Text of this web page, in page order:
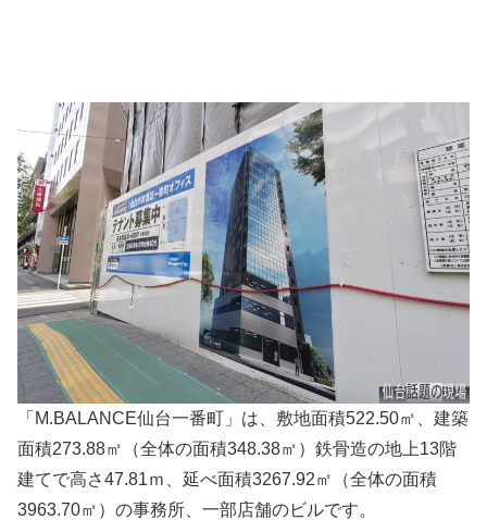
「M.BALANCE仙台一番町」は、敷地面積522.50㎡、建築
面積273.88㎡（全体の面積348.38㎡）鉄骨造の地上13階
建てで高さ47.81ｍ、延べ面積3267.92㎡（全体の面積
3963.70㎡）の事務所、一部店舗のビルです。